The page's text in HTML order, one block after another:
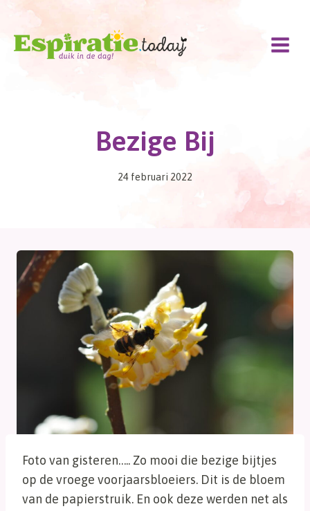
Doorgaan
inhoud
Bezige Bij
24 februari 2022
Foto van gisteren….. Zo mooi die bezige bijtjes
op de vroege voorjaarsbloeiers. Dit is de bloem
van de papierstruik. En ook deze werden net als